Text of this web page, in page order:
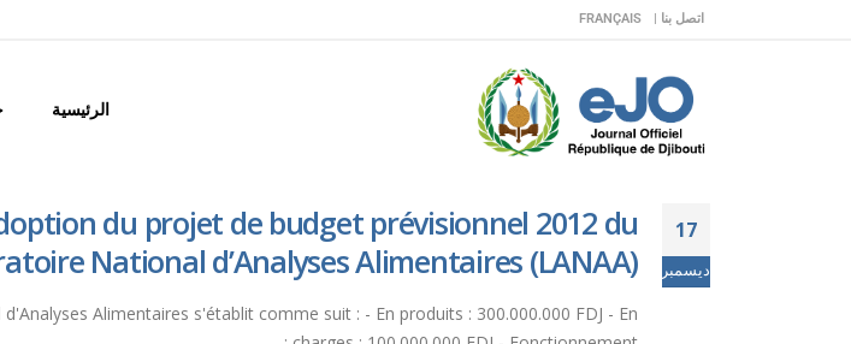
اتصل بنا | FRANÇAIS
الرئيسية
17
ديسمبر
du projet de budget prévisionnel 2012 du
National d’Analyses Alimentaires (LANAA).
Alimentaires s'établit comme suit : - En produits : 300.000.000 FDJ - En